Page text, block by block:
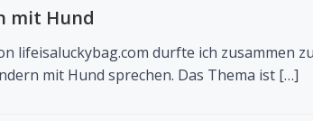
mit Hund
lifeisaluckybag.com durfte ich zusammen
mit Hund sprechen. Das Thema ist […]